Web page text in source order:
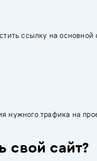
ссылку на основной
нужного трафика на
свой сайт?